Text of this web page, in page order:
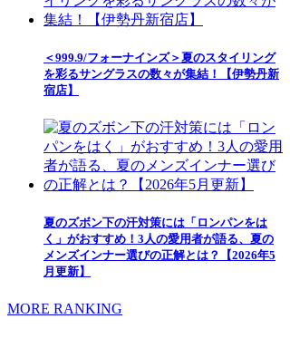
＜999.9/フォーナインズ＞夏のスタイリング
を彩るサングラスの数々が集結！【伊勢丹新
宿店】
夏のズボン下の汗対策には「ロンパンをは
く」がおすすめ！3人の愛用者が語る、夏の
メンズインナー選びの正解とは？【2026年5
月更新】
MORE RANKING